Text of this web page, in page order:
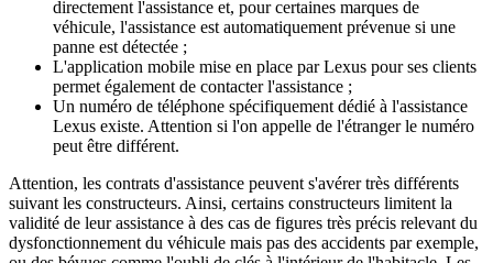
directement l'assistance et, pour certaines marques de
véhicule, l'assistance est automatiquement prévenue si une
panne est détectée ;
L'application mobile mise en place par Lexus pour ses clients
permet également de contacter l'assistance ;
Un numéro de téléphone spécifiquement dédié à l'assistance
Lexus existe. Attention si l'on appelle de l'étranger le numéro
peut être différent.
Attention, les contrats d'assistance peuvent s'avérer très différents
suivant les constructeurs. Ainsi, certains constructeurs limitent la
validité de leur assistance à des cas de figures très précis relevant du
dysfonctionnement du véhicule mais pas des accidents par exemple,